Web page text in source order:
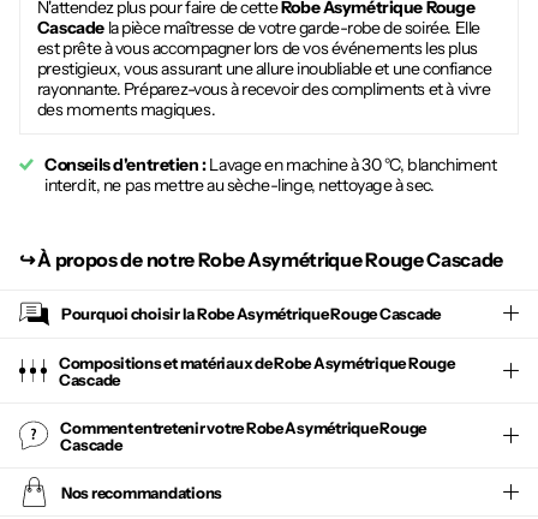
N'attendez plus pour faire de cetteRobe Asymétrique Rouge
Cascadela pièce maîtresse de votre garde-robe de soirée. Elle
est prête à vous accompagner lors de vos événements les plus
prestigieux, vous assurant une allure inoubliable et une confiance
rayonnante. Préparez-vous à recevoir des compliments et à vivre
des moments magiques.
Conseils d'entretien :Lavage en machine à 30 °C, blanchiment
interdit, ne pas mettre au sèche-linge, nettoyage à sec.
↪︎À propos de notre Robe Asymétrique Rouge Cascade
Pourquoi choisir laRobe Asymétrique Rouge Cascade
Compositions et matériaux de Robe Asymétrique Rouge
Cascade
Comment entretenir votreRobe Asymétrique Rouge
Cascade
Nos recommandations